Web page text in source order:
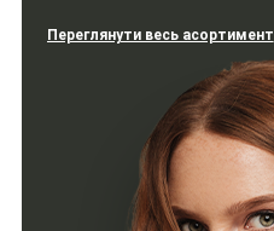
Переглянути весь асортимент